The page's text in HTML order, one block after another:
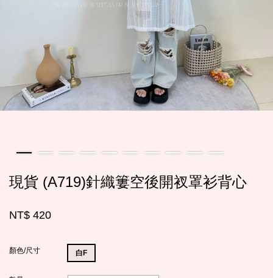
現貨 (A719)針織簍空後開衩罩衫背心
NT$ 420
顏色/尺寸 白F